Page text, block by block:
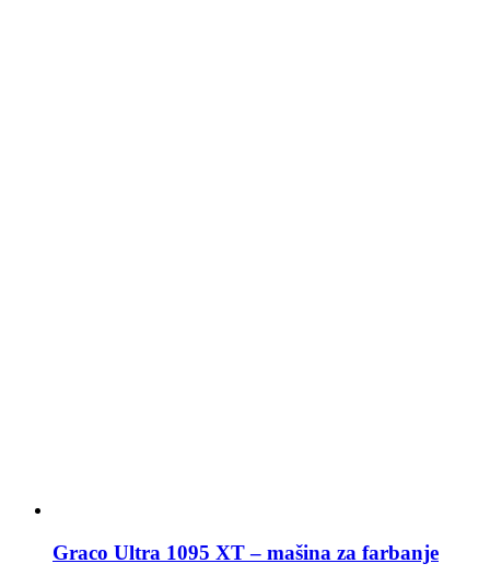
Graco Ultra 1095 XT – mašina za farbanje